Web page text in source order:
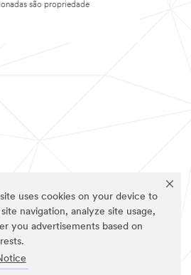
uses cookies on your device to
navigation, analyze site usage,
you advertisements based on
são propriedade